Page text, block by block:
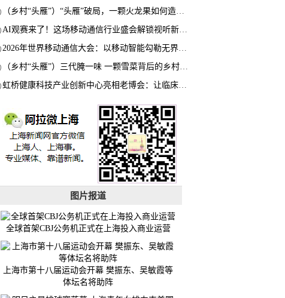
（乡村“头雁”）“头雁”破局，一颗火龙果如何造就沪上乡村特色产业化路径
AI观赛来了！这场移动通信行业盛会解锁视听新玩法
2026年世界移动通信大会：以移动智能勾勒无界普惠新愿景
（乡村“头雁”）三代腌一味 一颗雪菜背后的乡村致富经
虹桥健康科技产业创新中心亮相老博会：让临床“需求”定义银发经济新生态
图片报道
全球首架CBJ公务机正式在上海投入商业运营
上海市第十八届运动会开幕 樊振东、吴敏霞等
体坛名将助阵